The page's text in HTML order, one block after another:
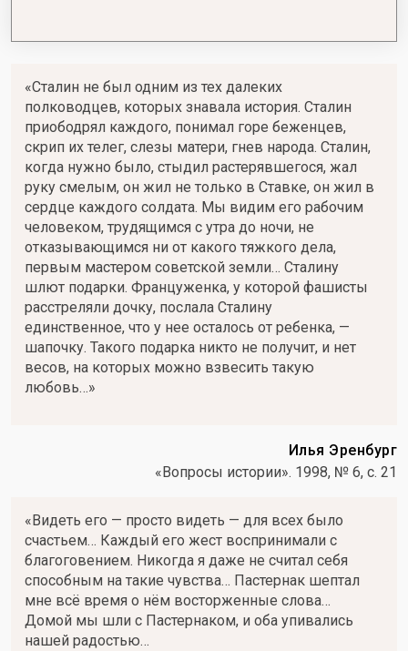
«Сталин не был одним из тех далеких
полководцев, которых знавала история. Сталин
приободрял каждого, понимал горе беженцев,
скрип их телег, слезы матери, гнев народа. Сталин,
когда нужно было, стыдил растерявшегося, жал
руку смелым, он жил не только в Ставке, он жил в
сердце каждого солдата. Мы видим его рабочим
человеком, трудящимся с утра до ночи, не
отказывающимся ни от какого тяжкого дела,
первым мастером советской земли… Сталину
шлют подарки. Француженка, у которой фашисты
расстреляли дочку, послала Сталину
единственное, что у нее осталось от ребенка, —
шапочку. Такого подарка никто не получит, и нет
весов, на которых можно взвесить такую
любовь…»
Илья Эренбург
«Вопросы истории». 1998, № 6, с. 21
«Видеть его — просто видеть — для всех было
счастьем… Каждый его жест воспринимали с
благоговением. Никогда я даже не считал себя
способным на такие чувства… Пастернак шептал
мне всё время о нём восторженные слова…
Домой мы шли с Пастернаком, и оба упивались
нашей радостью…